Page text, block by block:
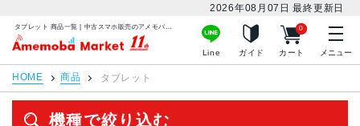
2026年08月07日 最終更新日
アメモバマーケット
Line ガイド カート
0
メニュー
HOME 商品 タブレット
機種で絞り込む